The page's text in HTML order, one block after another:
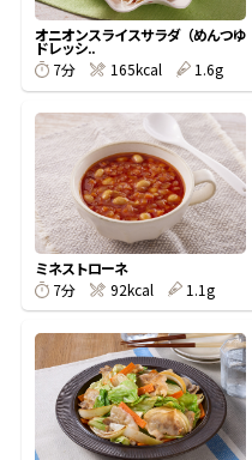
旨さ、別格。だし屋の鍋
サッと鍋®
おいしいレシピを商品から探
かつお節レシピ
めんつゆレシピ
割烹白だしレシピ
レシピ特設サイト
かつお節・だしを楽しむ
だしコミュ
採用情報
- ジョブリターン制
Global
オニオンスライスサラダ（めんつゆ
ドレッシ..
7分
165kcal 1.6g
ミネストローネ
7分
92kcal 1.1g